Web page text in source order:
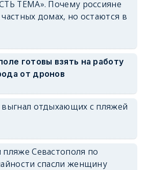
ТЕМА». Почему россияне
домах, но остаются в
готовы взять на работу
от дронов
отдыхающих с пляжей
Севастополя по
спасли женщину